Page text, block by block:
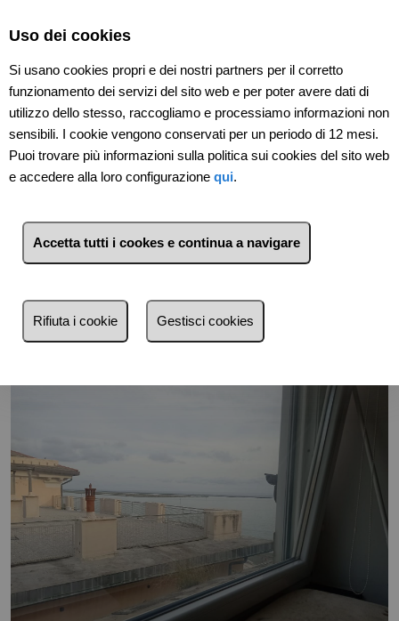
Uso dei cookies
Si usano cookies propri e dei nostri partners per il corretto
funzionamento dei servizi del sito web e per poter avere dati di
utilizzo dello stesso, raccogliamo e processiamo informazioni non
sensibili. I cookie vengono conservati per un periodo di 12 mesi.
Puoi trovare più informazioni sulla politica sui cookies del sito web
e accedere alla loro configurazione qui.
Accetta tutti i cookes e continua a navigare
Rifiuta i cookie Gestisci cookies